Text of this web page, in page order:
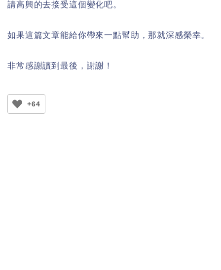
請高興的去接受這個變化吧。
如果這篇文章能給你帶來一點幫助，那就深感榮幸。
非常感謝讀到最後，謝謝！
+64